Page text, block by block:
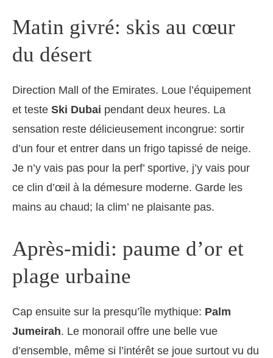
Matin givré: skis au cœur
du désert
Direction Mall of the Emirates. Loue l’équipement
et teste Ski Dubai pendant deux heures. La
sensation reste délicieusement incongrue: sortir
d’un four et entrer dans un frigo tapissé de neige.
Je n’y vais pas pour la perf’ sportive, j’y vais pour
ce clin d’œil à la démesure moderne. Garde les
mains au chaud; la clim’ ne plaisante pas.
Après-midi: paume d’or et
plage urbaine
Cap ensuite sur la presqu’île mythique: Palm
Jumeirah. Le monorail offre une belle vue
d’ensemble, même si l’intérêt se joue surtout vu du